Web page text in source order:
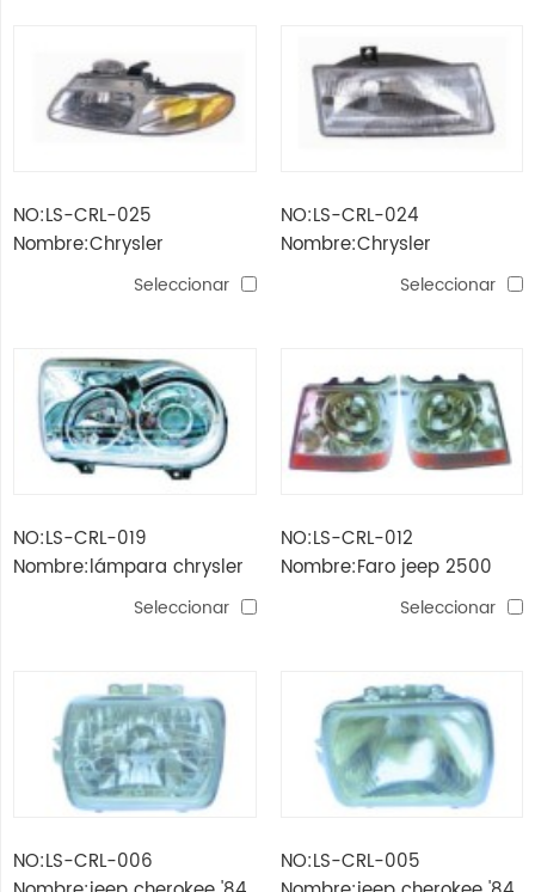
NO:LS-CRL-025
Nombre:Chrysler
caravan'98 FaroSeleccionar
NO:LS-CRL-024
Nombre:Chrysler
caravan'93 FaroSeleccionar
NO:LS-CRL-019
Nombre:lámpara chrysler
Seleccionar
NO:LS-CRL-012
Nombre:Faro jeep 2500
Seleccionar
NO:LS-CRL-006
NO:LS-CRL-005